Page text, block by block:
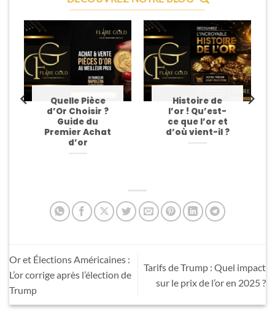
Quelle Pièce
d’Or Choisir ?
Guide du
Premier Achat
d’or
Histoire de
l’or ! Qu’est-
ce que l’or et
d’où vient-il ?
Or et Élections Américaines :
L’or corrige après l’élection de
Trump
Tarifs de Trump : Quel impact
sur le prix de l’or en 2025 ?